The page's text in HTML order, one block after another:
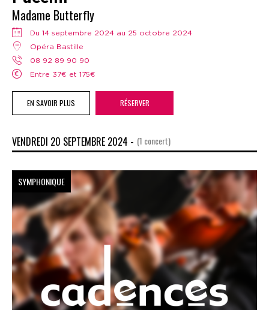
Madame Butterfly
Du 14 septembre 2024 au 25 octobre 2024
Opéra Bastille
08 92 89 90 90
Entre 37€ et 175€
EN SAVOIR PLUS RÉSERVER
VENDREDI 20 SEPTEMBRE 2024 - (1 concert)
SYMPHONIQUE